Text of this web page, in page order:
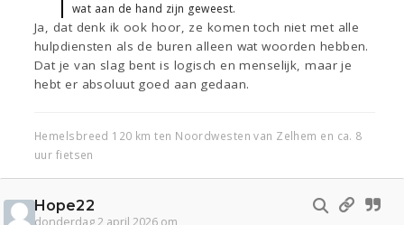
wat aan de hand zijn geweest.
Ja, dat denk ik ook hoor, ze komen toch niet met alle
hulpdiensten als de buren alleen wat woorden hebben.
Dat je van slag bent is logisch en menselijk, maar je
hebt er absoluut goed aan gedaan.
Hemelsbreed 120 km ten Noordwesten van Zelhem en ca. 8
uur fietsen
Hope22
donderdag 2 april 2026 om